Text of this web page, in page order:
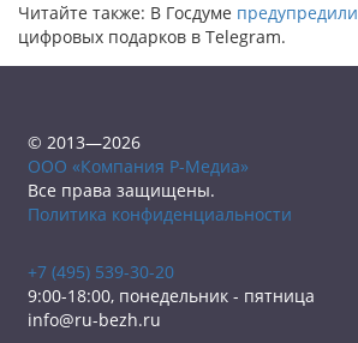
Читайте также: В Госдуме предупредили
цифровых подарков в Telegram.
© 2013—2026
ООО «Компания Р-Медиа»
Все права защищены.
Политика конфиденциальности
+7 (495) 539-30-20
9:00-18:00, понедельник - пятница
info@ru-bezh.ru